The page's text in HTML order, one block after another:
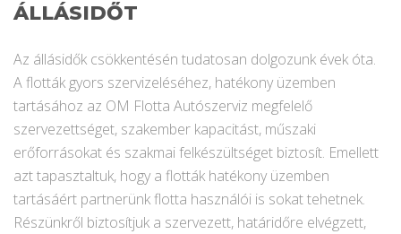
ÁLLÁSIDŐT
Az állásidők csökkentésén tudatosan dolgozunk évek óta.
A flották gyors szervizeléséhez, hatékony üzemben
tartásához az OM Flotta Autószerviz megfelelő
szervezettséget, szakember kapacitást, műszaki
erőforrásokat és szakmai felkészültséget biztosít. Emellett
azt tapasztaltuk, hogy a flották hatékony üzemben
tartásáért partnerünk flotta használói is sokat tehetnek.
Részünkről biztosítjuk a szervezett, határidőre elvégzett,